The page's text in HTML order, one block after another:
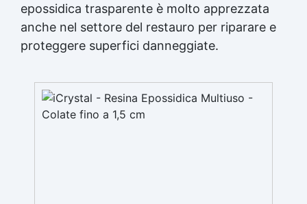
epossidica trasparente è molto apprezzata
anche nel settore del restauro per riparare e
proteggere superfici danneggiate.